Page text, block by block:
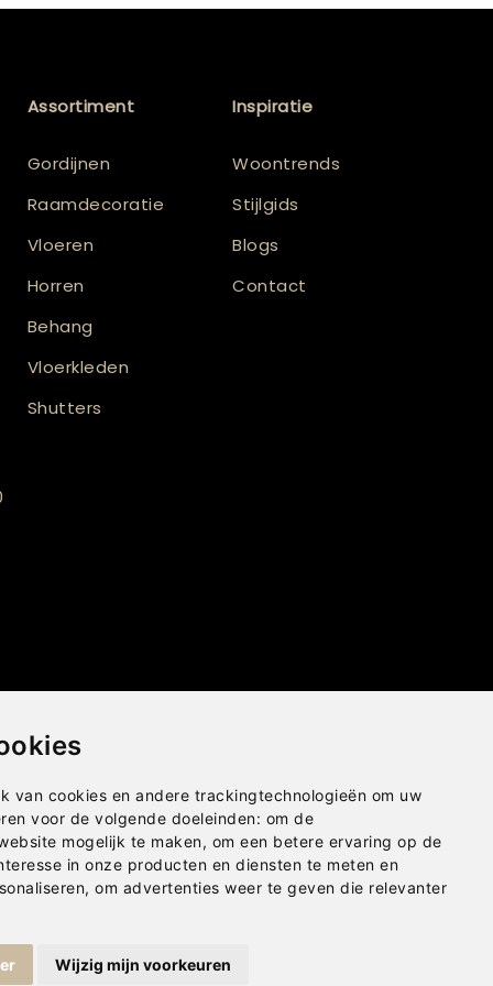
van cookies en andere trackingtechnologieën om uw
voor de volgende doeleinden: om de
mogelijk te maken, om een betere ervaring op de
in onze producten en diensten te meten en
, om advertenties weer te geven die relevanter
Wijzig mijn voorkeuren
Assortiment
Gordijnen
Raamdecoratie
Vloeren
Horren
Behang
Vloerkleden
Shutters
Inspiratie
Woontrends
Stijlgids
Blogs
Contact
Privacybeleid |Disclaimer|Cookies